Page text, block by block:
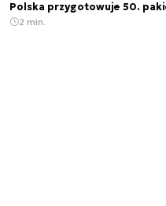
Polska przygotowuje 50.
2 min.